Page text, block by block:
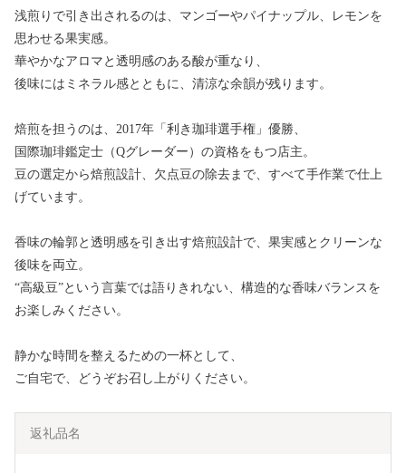
浅煎りで引き出されるのは、マンゴーやパイナップル、レモンを
思わせる果実感。
華やかなアロマと透明感のある酸が重なり、
後味にはミネラル感とともに、清涼な余韻が残ります。
焙煎を担うのは、2017年「利き珈琲選手権」優勝、
国際珈琲鑑定士（Qグレーダー）の資格をもつ店主。
豆の選定から焙煎設計、欠点豆の除去まで、すべて手作業で仕上
げています。
香味の輪郭と透明感を引き出す焙煎設計で、果実感とクリーンな
後味を両立。
“高級豆”という言葉では語りきれない、構造的な香味バランスを
お楽しみください。
静かな時間を整えるための一杯として、
ご自宅で、どうぞお召し上がりください。
返礼品名